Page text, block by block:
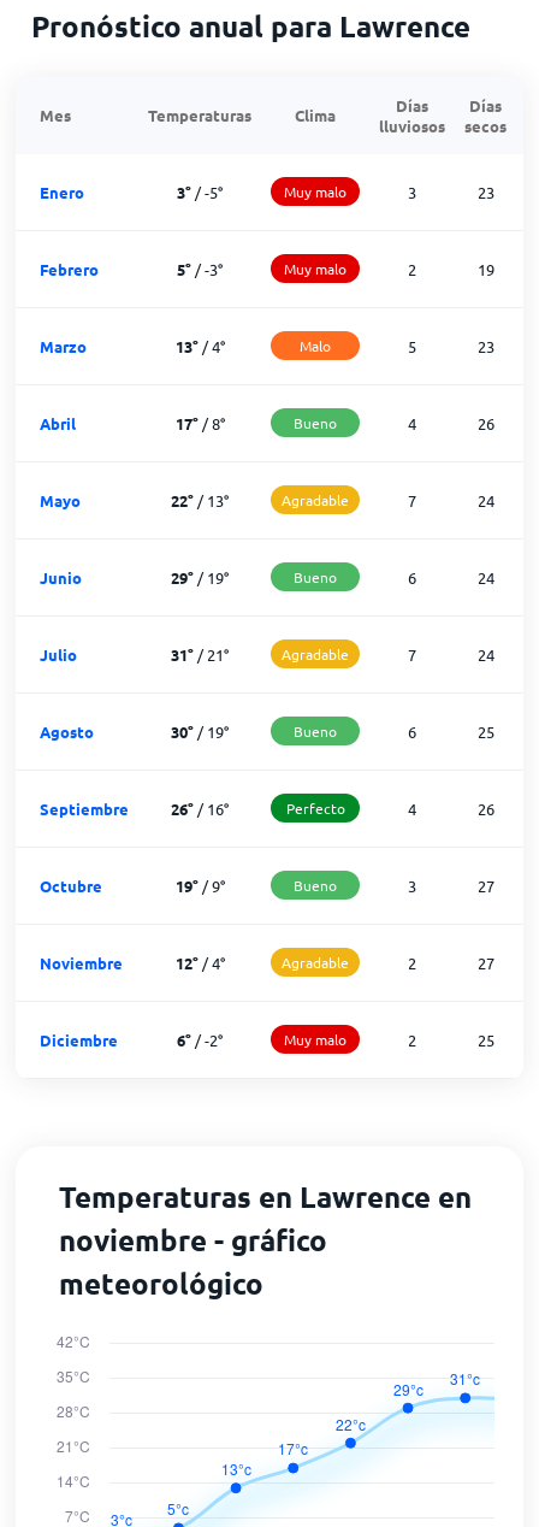
Pronóstico anual para Lawrence
Mes Temperaturas Clima
Días
lluviosos
Días
secos
Enero 3° /-5° Muy malo 3 23
Febrero 5° /-3° Muy malo 2 19
Marzo 13°/4° Malo 5 23
Abril 17°/8° Bueno 4 26
Mayo 22° /13° Agradable 7 24
Junio 29° /19° Bueno 6 24
Julio 31° /21° Agradable 7 24
Agosto 30° /19° Bueno 6 25
Septiembre 26° /16° Perfecto 4 26
Octubre 19°/9° Bueno 3 27
Noviembre 12°/4° Agradable 2 27
Diciembre 6° /-2° Muy malo 2 25
Temperaturas en Lawrence en
noviembre - gráfico
meteorológico